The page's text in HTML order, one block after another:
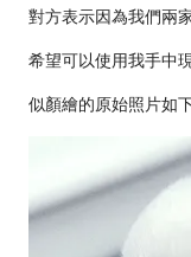
對方表示因為我們兩
希望可以使用我手中
似顏繪的原始照片如